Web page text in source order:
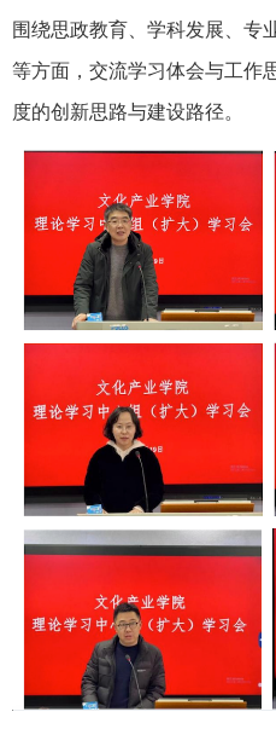
围绕思政教育、学科发展、专
等方面，交流学习体会与工作
度的创新思路与建设路径。